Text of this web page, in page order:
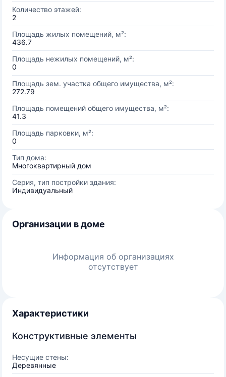
Количество этажей:
2
Площадь жилых помещений, м²:
436.7
Площадь нежилых помещений, м²:
0
Площадь зем. участка общего имущества, м²:
272.79
Площадь помещений общего имущества, м²:
41.3
Площадь парковки, м²:
0
Тип дома:
Многоквартирный дом
Серия, тип постройки здания:
Индивидуальный
Организации в доме
Информация об организациях
отсутствует
Характеристики
Конструктивные элементы
Несущие стены:
Деревянные